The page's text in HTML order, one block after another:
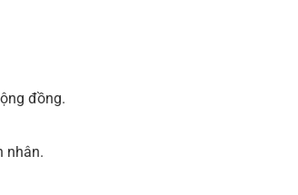
đồng.
nhân.